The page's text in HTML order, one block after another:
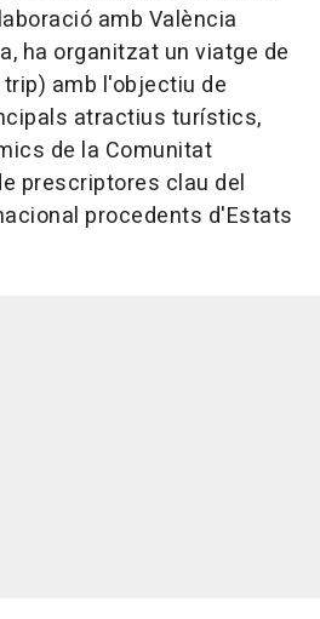
amb València
ha organitzat un viatge de
amb l'objectiu de
atractius turístics,
de la Comunitat
prescriptores clau del
procedents d'Estats